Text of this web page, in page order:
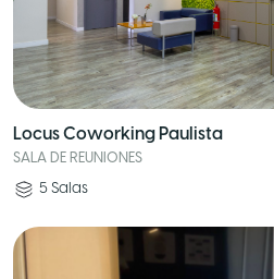
Locus Coworking Paulista
SALA DE REUNIONES
5 Salas